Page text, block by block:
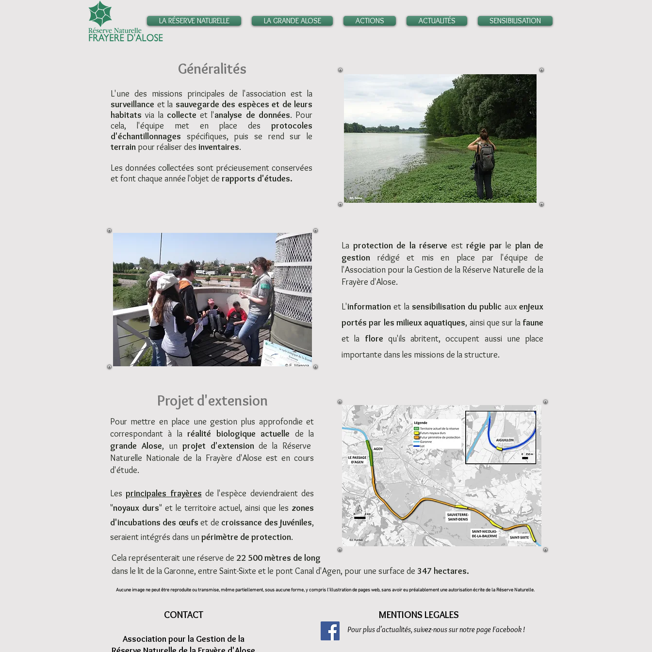
LA RÉSERVE NATURELLE LA GRANDE ALOSE ACTIONS ACTUALITÉS SENSIBILISATION
Généralités
L'une des missions principales de l'association est la
surveillance et la sauvegarde des espèces et de leurs
habitats via la collecte et l'analyse de données. Pour
cela, l'équipe met en place des protocoles
d'échantillonnages spécifiques, puis se rend sur le
terrain pour réaliser des inventaires.
Les données collectées sont précieusement conservées
et font chaque année l'objet de rapports d'études.
La protection de la réserve est régie par le plan de
gestion rédigé et mis en place par l'équipe de
l'Association pour la Gestion de la Réserve Naturelle de la
Frayère d'Alose.
L'information et la sensibilisation du public auxenjeux
portés par les milieux aquatiques, ainsi que sur la faune
et la flore qu'ils abritent, occupent aussi une place
importante dans les missions de la structure.
Projet d'extension
Pour mettre en place une gestion plus approfondie et
correspondant à la réalité biologique actuelle de la
grande Alose, un projet d'extensionde la Réserve
Naturelle Nationale de la Frayère d'Alose est en cours
d'étude.
Lesprincipales frayères de l'espèce deviendraient des
"noyaux durs" et le territoire actuel, ainsi que les zones
d'incubations des œufs et de croissance des juvéniles,
seraient intégrés dans unpérimètre de protection.
Cela représenterait une réserve de 22 500 mètres de long
dans le lit de la Garonne, entre Saint-Sixte et le pont Canal d'Agen, pour une surface de 347 hectares.
Aucune image ne peut être reproduite ou transmise, même partiellement, sous aucune forme, y compris l’illustration de pages web, sans avoir eu préalablement une autorisation écrite de la Réserve Naturelle.
CONTACT
Association pour la Gestion de la
MENTIONS LEGALES
Pour plus d'actualités, suivez-nous sur notre page Facebook !